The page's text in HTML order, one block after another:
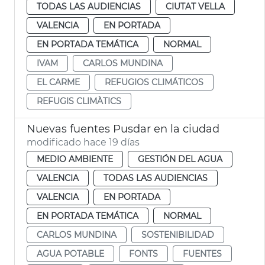
TODAS LAS AUDIENCIAS
CIUTAT VELLA
VALENCIA
EN PORTADA
EN PORTADA TEMÁTICA
NORMAL
IVAM
CARLOS MUNDINA
EL CARME
REFUGIOS CLIMÁTICOS
REFUGIS CLIMÀTICS
Nuevas fuentes Pusdar en la ciudad
modificado hace 19 días
MEDIO AMBIENTE
GESTIÓN DEL AGUA
VALENCIA
TODAS LAS AUDIENCIAS
VALENCIA
EN PORTADA
EN PORTADA TEMÁTICA
NORMAL
CARLOS MUNDINA
SOSTENIBILIDAD
AGUA POTABLE
FONTS
FUENTES